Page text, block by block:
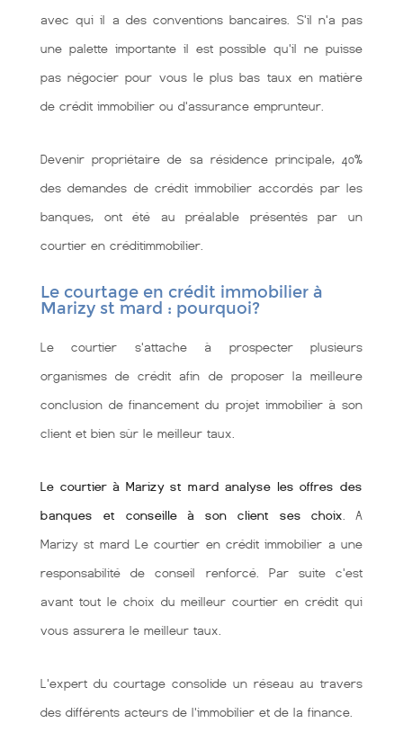
avec qui il a des conventions bancaires. S'il n'a pas
une palette importante il est possible qu'il ne puisse
pas négocier pour vous le plus bas taux en matière
de crédit immobilier ou d'assurance emprunteur.
Devenir propriétaire de sa résidence principale, 40%
des demandes de crédit immobilier accordés par les
banques, ont été au préalable présentés par un
courtier en créditimmobilier.
Le courtage en crédit immobilier à
Marizy st mard : pourquoi?
Le courtier s'attache à prospecter plusieurs
organismes de crédit afin de proposer la meilleure
conclusion de financement du projet immobilier à son
client et bien sùr le meilleur taux.
Le courtier à Marizy st mard analyse les offres des
banques et conseille à son client ses choix . A
Marizy st mard Le courtier en crédit immobilier a une
responsabilité de conseil renforcé. Par suite c'est
avant tout le choix du meilleur courtier en crédit qui
vous assurera le meilleur taux.
L'expert du courtage consolide un réseau au travers
des différents acteurs de l'immobilier et de la finance.